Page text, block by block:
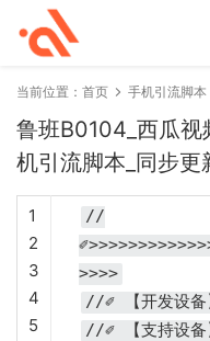
当前位置： 首页 手机引流脚本
鲁班B0104_西瓜
机引流脚本_同步更
1
2
3
4
5
//
>>>>
//✐ 【开发设
//✐ 【支持设备